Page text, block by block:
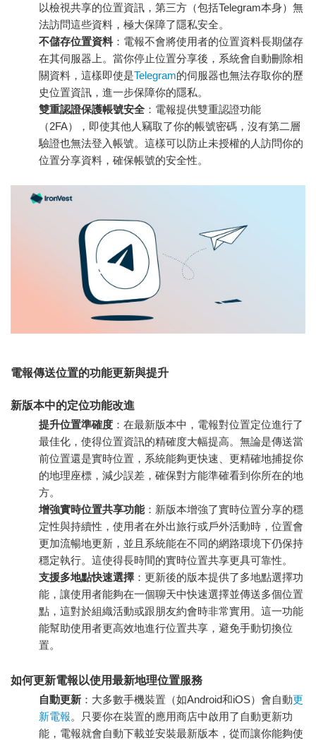
以檢視共享的位置資訊，第三方（包括Telegram本身）無
法訪問這些資料，極大保障了隱私安全。
不儲存位置資料 ：電報不會將使用者的位置資料長期儲存
在其伺服器上。當你停止位置分享後，系統會自動刪除相
關資料，這樣即使是Telegram的伺服器也無法存取你的歷
史位置資訊，進一步保障你的隱私。
雙重認證保護帳號安全：電報提供雙重認證功能
（2FA），即使其他人竊取了你的帳號密碼，沒有第二層
驗證也無法登入帳號。這樣可以防止未授權的人訪問你的
位置分享資料，確保帳號的安全性。
電報傳送位置的功能更新與提升
新版本中的定位功能改進
提升位置準確度 ：在最新版本中，電報對位置定位進行了
最佳化，使得位置資訊的精確度大幅提高。無論是傳送當
前位置還是實時位置，系統能夠更快速、更精確地捕捉你
的地理座標，減少誤差，確保對方能準確看到你所在的地
方。
增強實時位置共享功能：新版本增強了實時位置分享的穩
定性與持續性，使用者在外出旅行或戶外活動時，位置會
更加流暢地更新，並且系統能在不同的網路環境下仍保持
穩定執行。這使得長時間的實時位置共享更具可靠性。
支援多地點快速選擇 ：更新後的版本提供了多地點選擇功
能，讓使用者能夠在一個聊天中快速選擇並傳送多個位置
點，這對於組織活動或跟朋友約會時非常實用。這一功能
能幫助使用者更高效地進行位置共享，避免手動切換位
置。
如何更新電報以使用最新地理位置服務
自動更新 ：大多數手機裝置（如Android和iOS）會自動更
新電報。只要你在裝置的應用商店中啟用了自動更新功
能，電報就會自動下載並安裝最新版本，從而讓你能夠使